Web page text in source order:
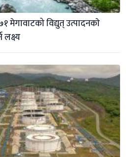
मेगावाटको विद्युत् उत्पादनकाे
लक्ष्य